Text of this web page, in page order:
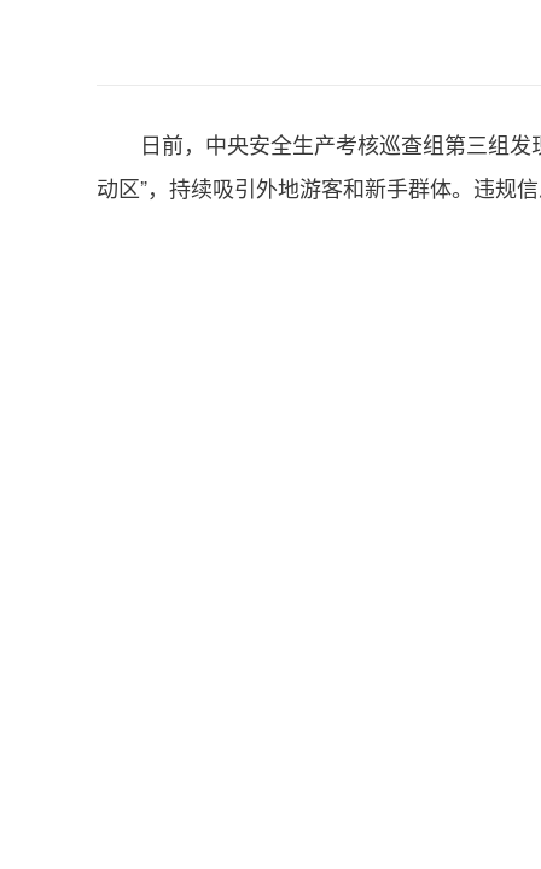
日前，中央安全生产考核巡查组第三组
动区”，持续吸引外地游客和新手群体。违规